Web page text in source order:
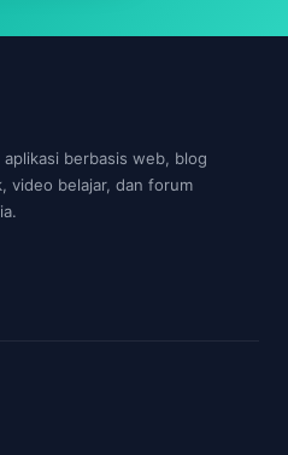
berbasis web, blog
video belajar, dan forum